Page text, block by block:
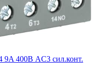
400В AC3 сил.конт.